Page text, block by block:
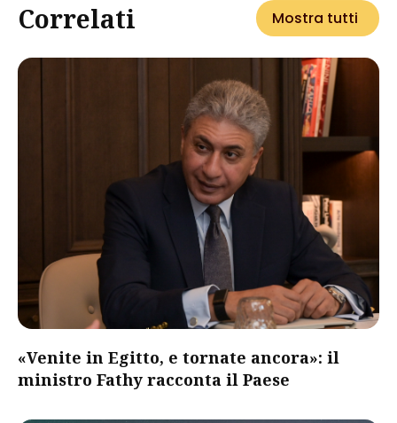
Correlati Mostra tutti
«Venite in Egitto, e tornate ancora»: il
ministro Fathy racconta il Paese